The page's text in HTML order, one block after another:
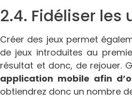
2.4. Fidéliser les
Créer des jeux permet
de jeux introduites au
résultat et donc, de rejouer.
application mobile afin
obtiendrez donc un nombre